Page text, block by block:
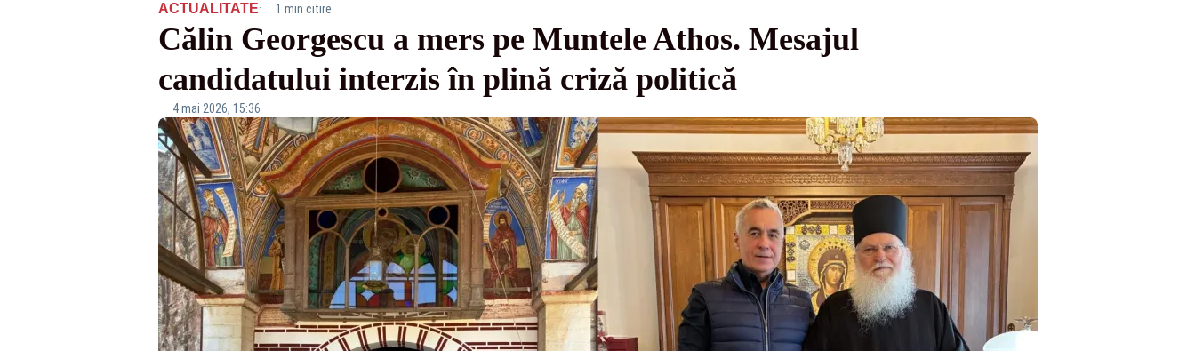
ACTUALITATE· 1 min citire
Călin Georgescu a mers pe Muntele Athos. Mesajul
candidatului interzis în plină criză politică
4 mai 2026, 15:36